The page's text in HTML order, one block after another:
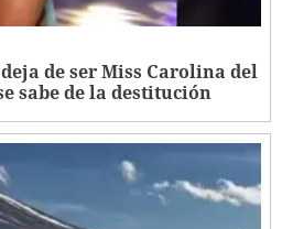
de ser Miss Carolina del
sabe de la destitución